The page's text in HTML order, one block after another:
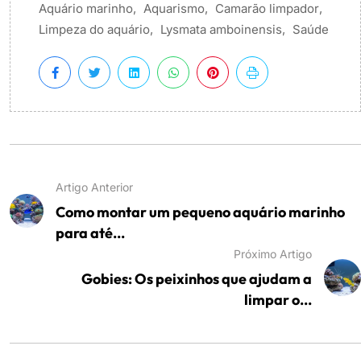
Aquário marinho, Aquarismo, Camarão limpador,
Limpeza do aquário, Lysmata amboinensis, Saúde
Artigo Anterior
Como montar um pequeno aquário marinho
para até...
Próximo Artigo
Gobies: Os peixinhos que ajudam a
limpar o...